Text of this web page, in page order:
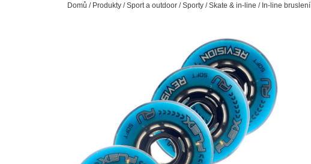
Domů / Produkty /Sport a outdoor /Sporty /Skate & in-line / In-line bruslení